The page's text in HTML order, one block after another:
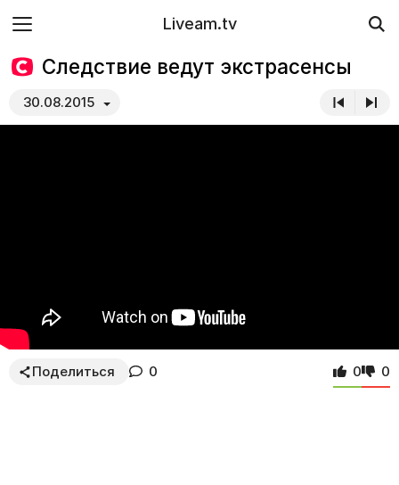
Liveam.tv
Следствие ведут экстрасенсы
30.08.2015
Поделиться 0 0 0